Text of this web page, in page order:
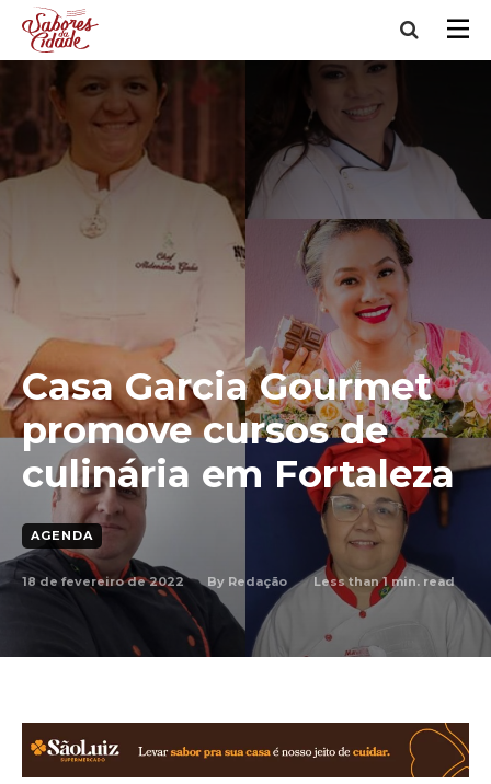
Casa Garcia Gourmet
promove cursos de
culinária em Fortaleza
AGENDA
18 de fevereiro de 2022 By Redação Less than 1min. read